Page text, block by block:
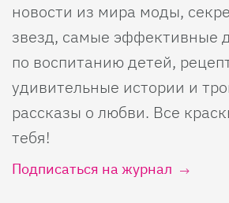
новости из мира моды,
звезд, самые эффективные
по воспитанию детей,
удивительные истории и
рассказы о любви. Все
тебя!
Подписаться на журнал